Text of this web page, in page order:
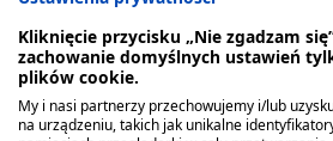
Spis treści
Opis produktu
Kliknięcie przycisku „Nie zgadzam
zachowanie domyślnych ustawień
plików cookie.
My i nasi partnerzy przechowujemy i/lub
na urządzeniu, takich jak unikalne